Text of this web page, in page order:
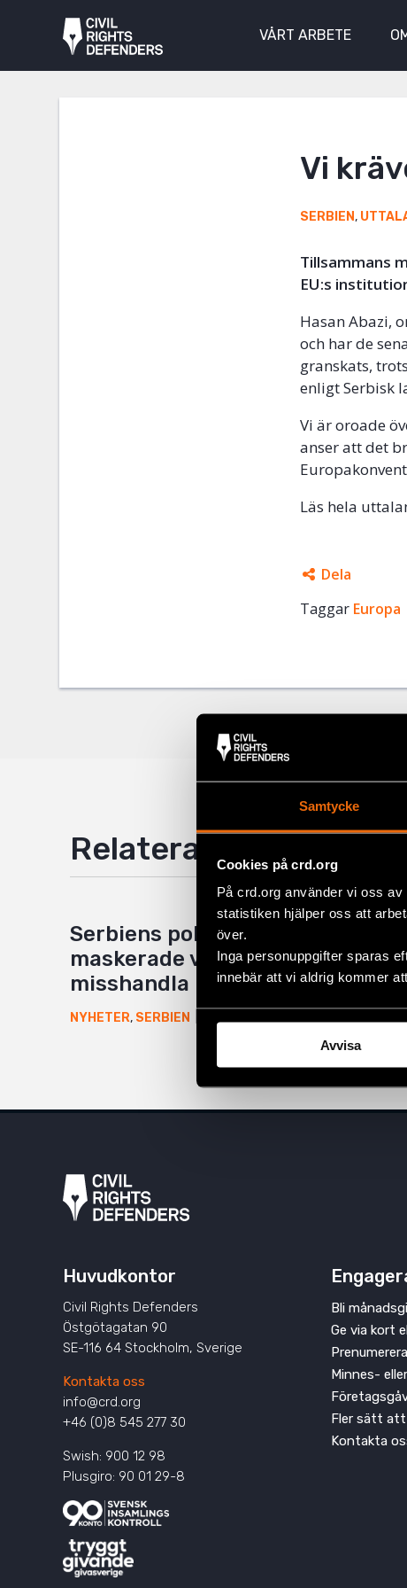
Samtycke
Cookies på crd.org
På crd.org använder vi oss
statistiken hjälper oss att
över.
Inga personuppgifter sparas
innebär att vi aldrig kommer
Avvisa
VÅRT ARBETE
Vi
SERBIEN,
Tillsammans
EU:s
Hasan Abazi,
och har de
granskats,
enligt Serbisk
Vi är oroade
anser att det
Läs hela
Dela
Facebook
Mail
Taggar Europa
Relaterade artiklar
Serbiens polis tillåter
maskerade våldsverkare att
misshandla medborgare
NYHETER, SERBIEN
Huvudkontor
Civil Rights Defenders
Östgötagatan 90
SE-116 64 Stockholm, Sverige
Kontakta oss
info@crd.org
+46 (0)8 545 277 30
Swish: 900 12 98
Plusgiro: 90 01 29-8
Bli
Ge via kort
Minnes-
Fler sätt
Kontakta